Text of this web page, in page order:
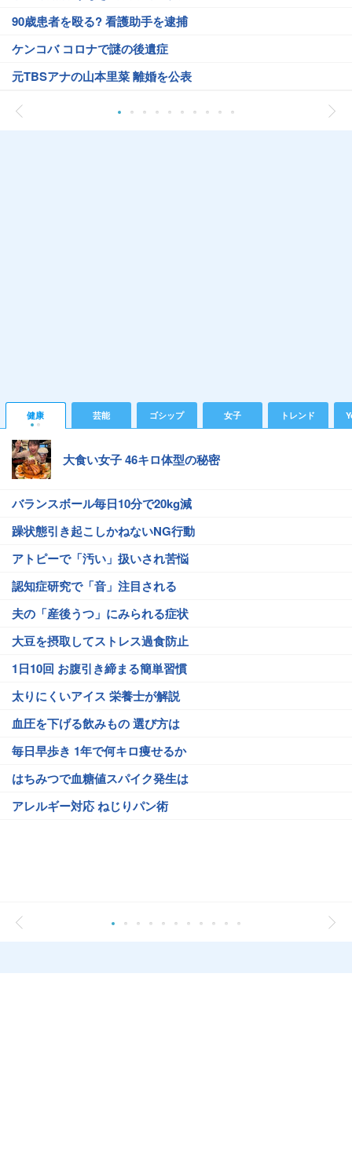
90歳患者を殴る? 看護助手を逮捕
ケンコバ コロナで謎の後遺症
元TBSアナの山本里菜 離婚を公表
健康 芸能 ゴシップ 女子 トレンド
大食い女子 46キロ体型の秘密
バランスボール毎日10分で20kg減
躁状態引き起こしかねないNG行動
アトピーで「汚い」扱いされ苦悩
認知症研究で「音」注目される
夫の「産後うつ」にみられる症状
大豆を摂取してストレス過食防止
1日10回 お腹引き締まる簡単習慣
太りにくいアイス 栄養士が解説
血圧を下げる飲みもの 選び方は
毎日早歩き 1年で何キロ痩せるか
はちみつで血糖値スパイク発生は
アレルギー対応 ねじりパン術